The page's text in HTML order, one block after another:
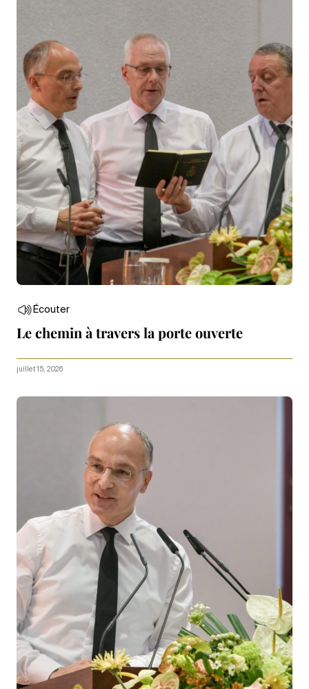
Écouter
Le chemin à travers la porte ouverte
juillet 15, 2026